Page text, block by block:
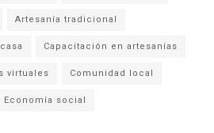
Artesanía tradicional
Capacitación en artesanías
virtuales Comunidad local
Economía social